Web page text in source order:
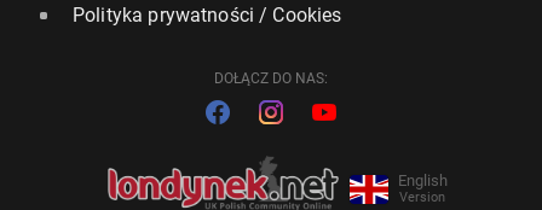
Polityka prywatności / Cookies
DOŁĄCZ DO NAS:
English
Version